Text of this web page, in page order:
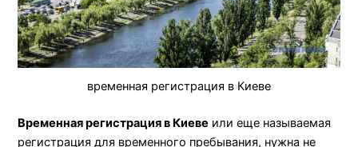
временная регистрация в Киеве
Временная регистрация в Киеве или еще называемая
регистрация для временного пребывания, нужна не